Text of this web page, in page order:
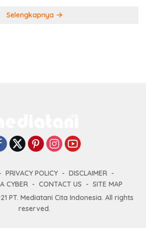
Selengkapnya
PRIVACY POLICY
DISCLAIMER
CYBER
CONTACT US
SITE MAP
PT. Mediatani Cita Indonesia. All rights
reserved.